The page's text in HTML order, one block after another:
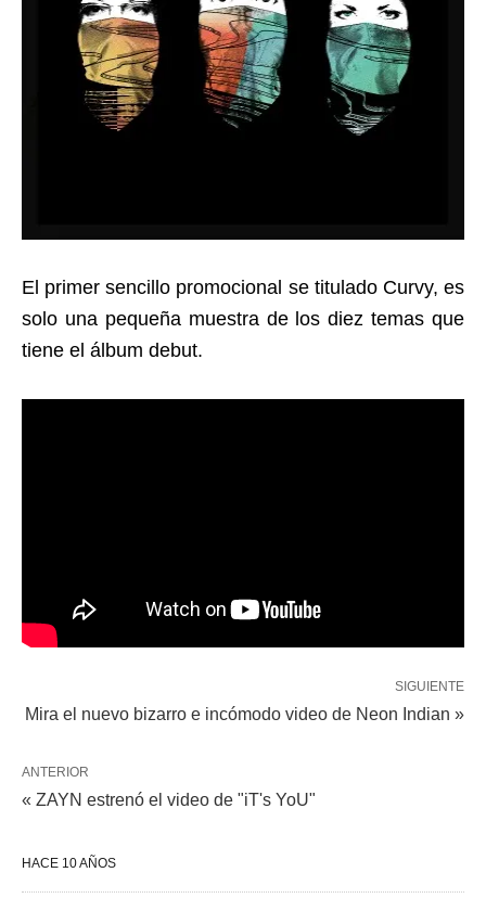
El primer sencillo promocional se titulado Curvy, es
solo una pequeña muestra de los diez temas que
tiene el álbum debut.
SIGUIENTE
Mira el nuevo bizarro e incómodo video de Neon Indian »
ANTERIOR
« ZAYN estrenó el video de "iT's YoU"
HACE 10 AÑOS